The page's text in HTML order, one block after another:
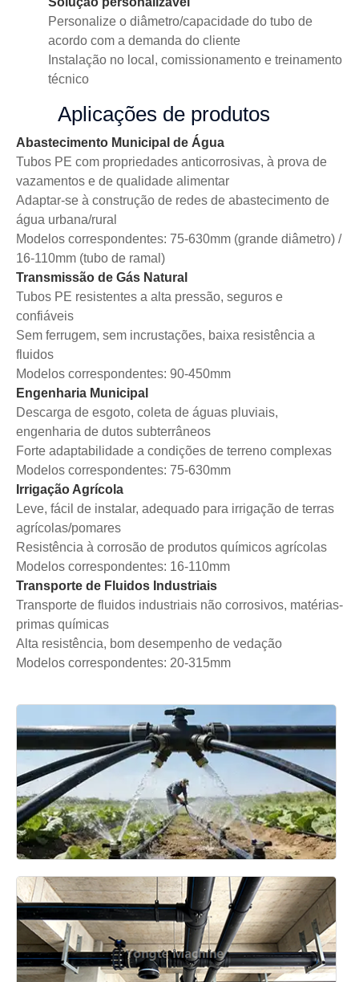
Personalize o diâmetro/capacidade do tubo de
acordo com a demanda do cliente
Instalação no local, comissionamento e treinamento
técnico
Aplicações de produtos
Abastecimento Municipal de Água
Tubos PE com propriedades anticorrosivas, à prova de
vazamentos e de qualidade alimentar
Adaptar-se à construção de redes de abastecimento de
água urbana/rural
Modelos correspondentes: 75-630mm (grande diâmetro) /
16-110mm (tubo de ramal)
Transmissão de Gás Natural
Tubos PE resistentes a alta pressão, seguros e
confiáveis
Sem ferrugem, sem incrustações, baixa resistência a
fluidos
Modelos correspondentes: 90-450mm
Engenharia Municipal
Descarga de esgoto, coleta de águas pluviais,
engenharia de dutos subterrâneos
Forte adaptabilidade a condições de terreno complexas
Modelos correspondentes: 75-630mm
Irrigação Agrícola
Leve, fácil de instalar, adequado para irrigação de terras
agrícolas/pomares
Resistência à corrosão de produtos químicos agrícolas
Modelos correspondentes: 16-110mm
Transporte de Fluidos Industriais
Transporte de fluidos industriais não corrosivos, matérias-
primas químicas
Alta resistência, bom desempenho de vedação
Modelos correspondentes: 20-315mm